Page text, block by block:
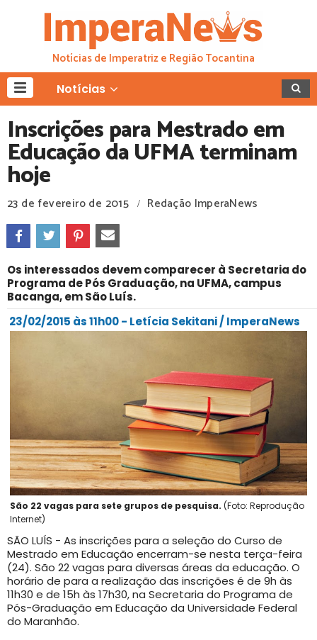
Notícias de Imperatriz e Região Tocantina
Notícias
Inscrições para Mestrado em
Educação da UFMA terminam
hoje
23 de fevereiro de 2015 / Redação ImperaNews
Os interessados devem comparecer à Secretaria do
Programa de Pós Graduação, na UFMA, campus
Bacanga, em São Luís.
23/02/2015 às 11h00 - Letícia Sekitani / ImperaNews
São 22 vagas para sete grupos de pesquisa. (Foto: Reprodução
Internet)
SÃO LUÍS - As inscrições para a seleção do Curso de
Mestrado em Educação encerram-se nesta terça-feira
(24). São 22 vagas para diversas áreas da educação. O
horário de para a realização das inscrições é de 9h às
11h30 e de 15h às 17h30, na Secretaria do Programa de
Pós-Graduação em Educação da Universidade Federal
do Maranhão.